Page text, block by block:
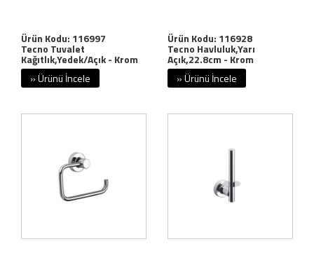
Ürün Kodu: 116997
Tecno Tuvalet
Kağıtlık,Yedek/Açık - Krom
» Ürünü İncele
Ürün Kodu: 116928
Tecno Havluluk,Yarı
Açık,22.8cm - Krom
» Ürünü İncele